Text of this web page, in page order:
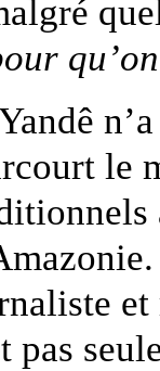
le
pas